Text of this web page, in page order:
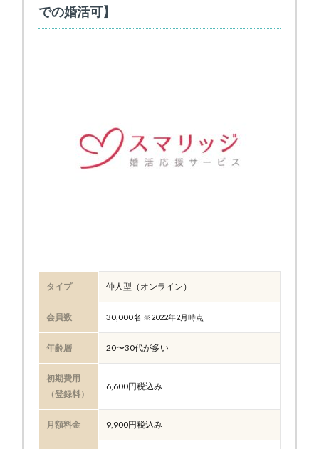
での婚活可】
タイプ 仲人型（オンライン）
会員数 30,000名 ※2022年2月時点
年齢層 20〜30代が多い
初期費用
（登録料）
6,600円税込み
月額料金 9,900円税込み